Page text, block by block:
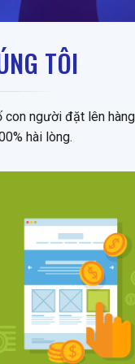
TÔI
người đặt lên
hài lòng.